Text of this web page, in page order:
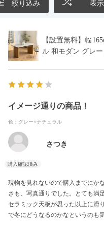
絞り込み 表
【設置無料】幅
ル 和モダン グレ
イメージ通りの商品！
色：グレー×ナチュラル
さつき
現物を見れないので購入までにか
さも、写真通りでした。とても満
セラミック天板が思った以上に滑
で冬にどうなるのかなというのも